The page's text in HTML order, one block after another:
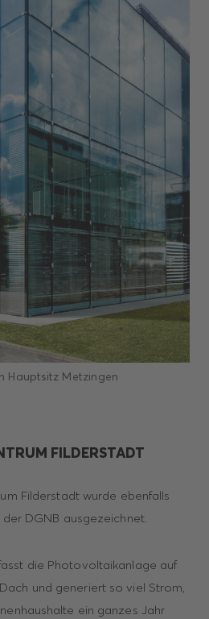
Hauptsitz Metzingen
FILDERSTADT
Filderstadt wurde ebenfalls
DGNB ausgezeichnet.
die Photovoltaikanlage auf
und generiert so viel Strom,
ein ganzes Jahr